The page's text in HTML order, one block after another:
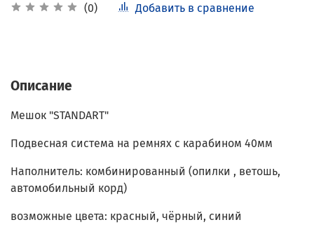
(0) Добавить в сравнение
Описание
Мешок "STANDART"
Подвесная система на ремнях с карабином 40мм
Наполнитель: комбинированный (опилки , ветошь,
автомобильный корд)
возможные цвета: красный, чёрный, синий